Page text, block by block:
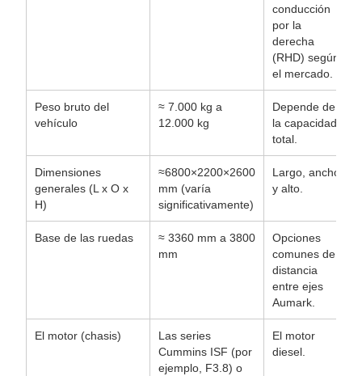
conducción
por la
derecha
(RHD) según
el mercado.
Peso bruto del
vehículo
≈ 7.000 kg a
12.000 kg
Depende de
la capacidad
total.
Dimensiones
generales (L x O x
H)
≈6800×2200×2600
mm (varía
significativamente)
Largo, ancho
y alto.
Base de las ruedas
≈ 3360 mm a 3800
mm
Opciones
comunes de
distancia
entre ejes
Aumark.
El motor (chasis)
Las series
Cummins ISF (por
ejemplo, F3.8) o
El motor
diesel.